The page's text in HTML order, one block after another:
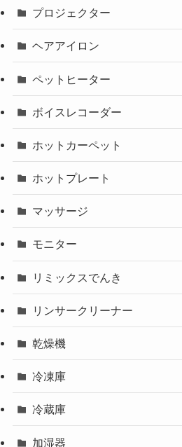
プロジェクター
ヘアアイロン
ペットヒーター
ボイスレコーダー
ホットカーペット
ホットプレート
マッサージ
モニター
リミックスでんき
リンサークリーナー
乾燥機
冷凍庫
冷蔵庫
加湿器